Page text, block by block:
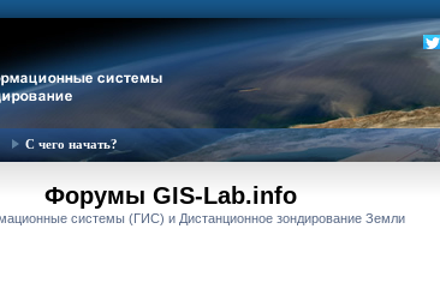
С чего начать?
Форумы GIS-Lab.info
системы (ГИС) и Дистанционное зондирование Земли